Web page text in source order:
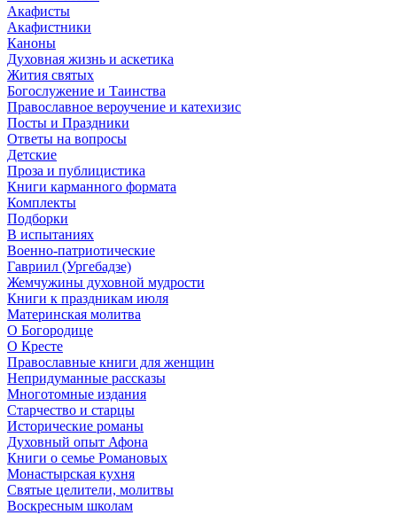
Акафисты
Акафистники
Каноны
Духовная жизнь и аскетика
Жития святых
Богослужение и Таинства
Православное вероучение и катехизис
Посты и Праздники
Ответы на вопросы
Детские
Проза и публицистика
Книги карманного формата
Комплекты
Подборки
В испытаниях
Военно-патриотические
Гавриил (Ургебадзе)
Жемчужины духовной мудрости
Книги к праздникам июля
Материнская молитва
О Богородице
О Кресте
Православные книги для женщин
Непридуманные рассказы
Многотомные издания
Старчество и старцы
Исторические романы
Духовный опыт Афона
Книги о семье Романовых
Монастырская кухня
Святые целители, молитвы
Воскресным школам